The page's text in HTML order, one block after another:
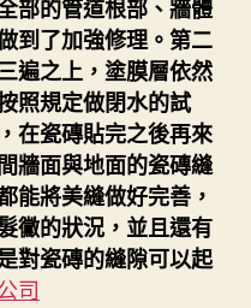
部的管道根部、牆體
到了加強修理。第二
遍之上，塗膜層依然
照規定做閉水的試
在瓷磚貼完之後再來
牆面與地面的瓷磚縫
能將美縫做好完善，
黴的狀況，並且還有
對瓷磚的縫隙可以起
司